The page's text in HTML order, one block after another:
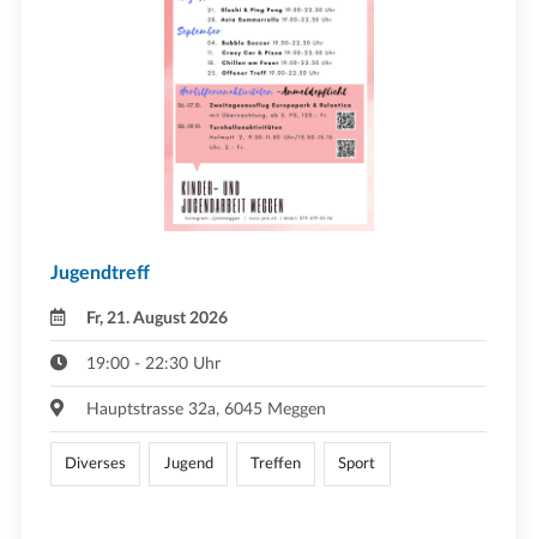
Jugendtreff
Fr, 21. August 2026
19:00 - 22:30 Uhr
Hauptstrasse 32a, 6045 Meggen
Diverses Jugend Treffen Sport